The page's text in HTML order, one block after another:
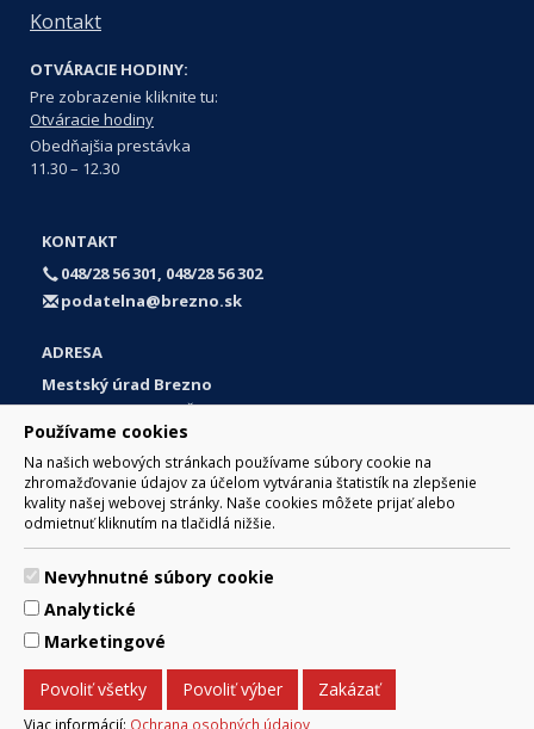
Používame cookies
Na našich webových stránkach používame súbory cookie na
zhromažďovanie údajov za účelom vytvárania štatistík na zlepšenie
kvality našej webovej stránky. Naše cookies môžete prijať alebo
odmietnuť kliknutím na tlačidlá nižšie.
Nevyhnutné súbory cookie
Analytické
Marketingové
Povoliť všetky Povoliť výber Zakázať
Viac informácií: Ochrana osobných údajov
Kontakt
OTVÁRACIE HODINY:
Pre zobrazenie kliknite tu:
Otváracie hodiny
Obedňajšia prestávka
11.30 – 12.30
KONTAKT
048/28 56 301, 048/28 56 302
podatelna@brezno.sk
ADRESA
Mestský úrad Brezno
Námestie gen. M. R. Štefánika 1
977 01 Brezno
Slovakia (Slovak Republic)
© 2017 Mesto Brezno, Námestie gen. M. R. Štefánika 1, Brezno
977 01 Tel.: 048/28 56 301, 048/28 56 302 Email:
Za obsah zodpovedá Mesto Brezno. Technický prevádzkovateľ:
Arrabella, s.r.o. , Pod Donátom 12/136 Žiar nad Hronom 965 01
podpora@internetova-stranka.sk
Prehlásenie o prístupnosti
Ochrana osobných údajov